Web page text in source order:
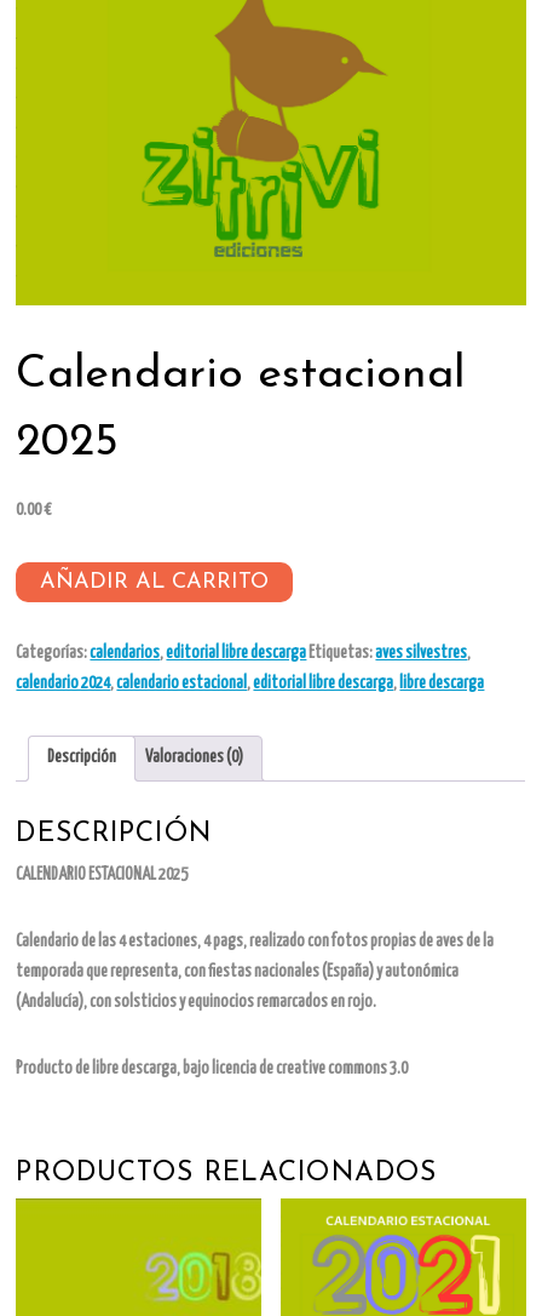
Calendario estacional
2025
0.00€
Calendario
estacional
cantidad
AÑADIR AL CARRITO
Categorías:calendarios,editorial libre descarga Etiquetas:aves silvestres,
calendario 2024,calendario estacional ,editorial libre descarga, libre descarga
Descripción Valoraciones (0)
DESCRIPCIÓN
CALENDARIO ESTACIONAL 2025
Calendario de las 4 estaciones, 4 pags, realizado con fotos propias de aves de la
temporada que representa, con fiestas nacionales (España) y autonómica
(Andalucía), con solsticios y equinocios remarcados en rojo.
Producto de libre descarga, bajo licencia de creative commons 3.0
PRODUCTOS RELACIONADOS